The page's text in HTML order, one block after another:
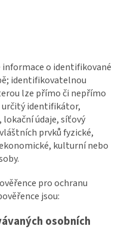
informace o identifikované
identifikovatelnou
lze přímo či nepřímo
určitý identifikátor,
údaje, síťový
prvků fyzické,
kulturní nebo
pro ochranu
jsou:
osobních